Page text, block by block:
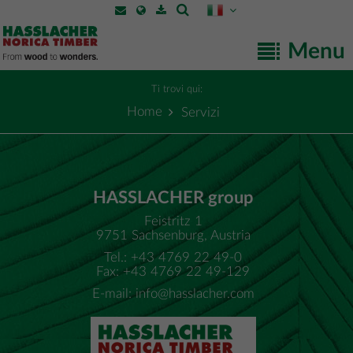
Menu
Ti trovi qui:
Home Servizi
HASSLACHER group
Feistritz 1
9751 Sachsenburg, Austria
Tel.: +43 4769 22 49-0
Fax: +43 4769 22 49-129
E-mail: info@hasslacher.com